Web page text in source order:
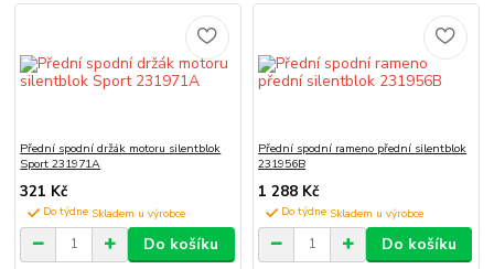
Přední spodní držák motoru silentblok
Sport 231971A
321 Kč
Do týdne
Do košíku
Přední spodní rameno přední silentblok
231956B
1 288 Kč
Do týdne
Do košíku